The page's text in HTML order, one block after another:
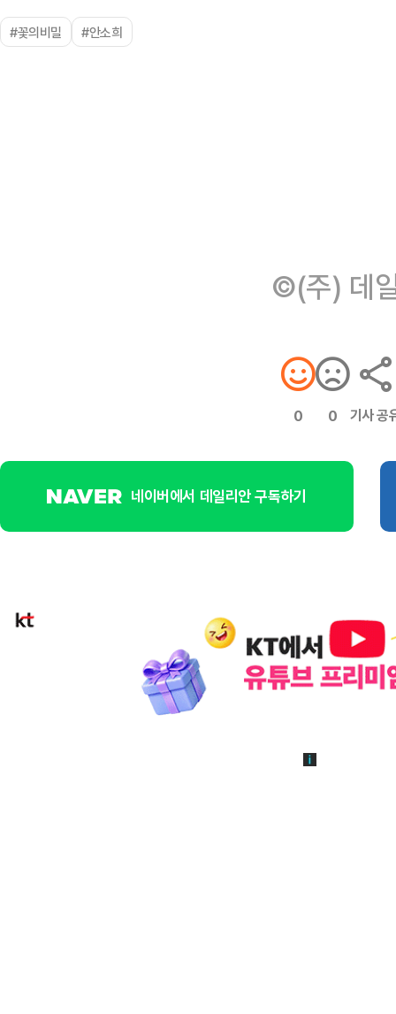
#꽃의비밀 #안소희
©(주) 데
0 0 기사 공
네이버에서 데일리안 구독하기